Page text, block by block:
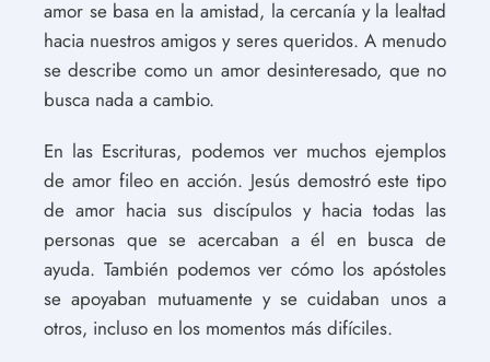
amor se basa en la amistad, la cercanía y la lealtad
hacia nuestros amigos y seres queridos. A menudo
se describe como un amor desinteresado, que no
busca nada a cambio.
En las Escrituras, podemos ver muchos ejemplos
de amor fileo en acción. Jesús demostró este tipo
de amor hacia sus discípulos y hacia todas las
personas que se acercaban a él en busca de
ayuda. También podemos ver cómo los apóstoles
se apoyaban mutuamente y se cuidaban unos a
otros, incluso en los momentos más difíciles.